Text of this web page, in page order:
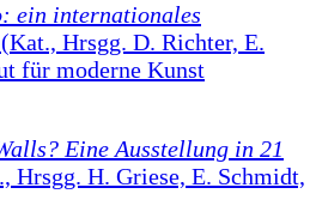
ein internationales
(Kat., Hrsgg. D. Richter, E.
für moderne Kunst
Eine Ausstellung in 21
Hrsgg. H. Griese, E. Schmidt,